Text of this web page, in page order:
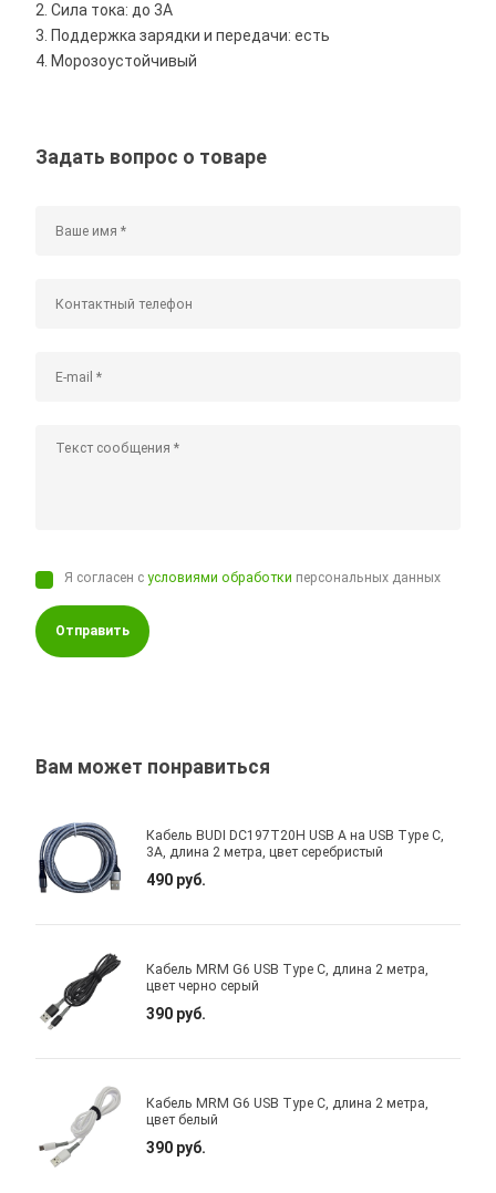
2. Сила тока: до 3A
3. Поддержка зарядки и передачи: есть
4. Морозоустойчивый
Задать вопрос о товаре
Я согласен сусловиями обработки персональных данных
Отправить
Вам может понравиться
Кабель BUDI DC197T20H USB A на USB Type C,
3A, длина 2 метра, цвет серебристый
490 руб.
Кабель MRM G6 USB Type C, длина 2 метра,
цвет черно серый
390 руб.
Кабель MRM G6 USB Type C, длина 2 метра,
цвет белый
390 руб.